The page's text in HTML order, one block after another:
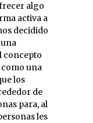
algo
activa a
decidido
concepto
una
los
de
para, al
les